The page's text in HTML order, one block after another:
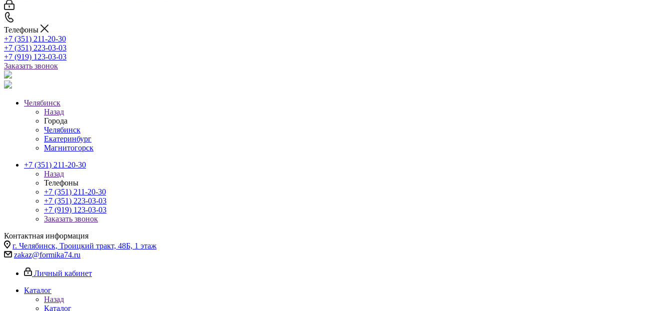
Телефоны
+7 (351) 211-20-30
+7 (351) 223-03-03
+7 (919) 123-03-03
Заказать звонок
Челябинск
Назад
Города
Челябинск
Екатеринбург
Магнитогорск
+7 (351) 211-20-30
Назад
Телефоны
+7 (351) 211-20-30
+7 (351) 223-03-03
+7 (919) 123-03-03
Заказать звонок
Контактная информация
г. Челябинск, Троицкий тракт, 48Б, 1 этаж
zakaz@formika74.ru
Личный кабинет
Каталог
Назад
Каталог